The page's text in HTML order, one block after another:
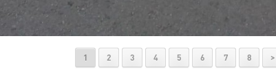
1 2 3 4 5 6 7 8 >